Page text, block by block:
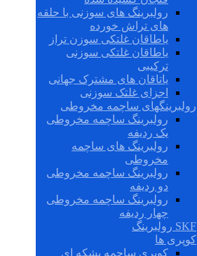
رولبرینگ های سوزنی با حلقه
های تراش خورده
یاطاقان غلتکی سوزن تراز
یاطاقان غلتکی سوزنی
ترکیبی
یاتاقان های مشترک جهانی
اجزای غلتک سوزنی
رولبرینگهای ساچمه مخروطی
رولبرینگ ساچمه مخروطی
یک ردیفه
رولبرینگ های ساچمه
مخروطی
رولبرینگ ساچمه مخروطی
دو ردیفه
رولبرینگ ساچمه مخروطی
چهار ردیفه
SKF رولبرینگ
کوپری ها
کوپری ساچمه بشکه ای